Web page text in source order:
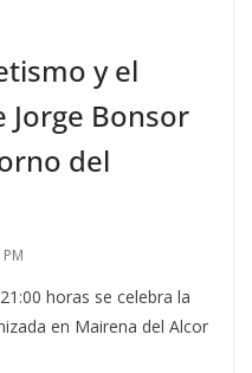
y el
Jorge Bonsor
del
horas se celebra la
en Mairena del Alcor